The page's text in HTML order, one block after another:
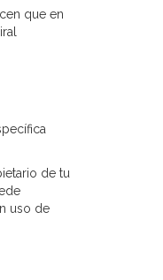
que en
de tu
uso de